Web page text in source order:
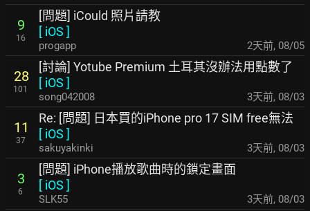
9
16
[問題] iCould 照片請教
[ iOS ]
progapp 2天前, 08/05
28
101
[討論] Yotube Premium 土耳其沒辦法用點數了
[ iOS ]
song042008 3天前, 08/03
11
37
Re: [問題] 日本買的iPhone pro 17 SIM free無法
[ iOS ]
sakuyakinki 3天前, 08/03
3
6
[問題] iPhone播放歌曲時的鎖定畫面
[ iOS ]
SLK55 3天前, 08/03